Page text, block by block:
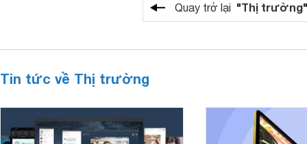
Quay trở lại "Thị trường"
Tin tức về Thị trường